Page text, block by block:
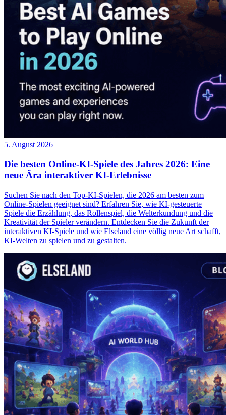
5. August 2026
Die besten Online-KI-Spiele des Jahres 2026: Eine
neue Ära interaktiver KI-Erlebnisse
Suchen Sie nach den Top-KI-Spielen, die 2026 am besten zum
Online-Spielen geeignet sind? Erfahren Sie, wie KI-gesteuerte
Spiele die Erzählung, das Rollenspiel, die Welterkundung und die
Kreativität der Spieler verändern. Entdecken Sie die Zukunft der
interaktiven KI-Spiele und wie Elseland eine völlig neue Art schafft,
KI-Welten zu spielen und zu gestalten.